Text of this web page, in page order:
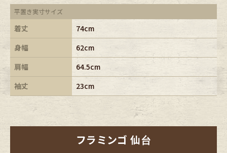
平置き実寸サイズ
着丈
74cm
身幅
62cm
肩幅
64.5cm
袖丈
23cm
フラミンゴ 仙台